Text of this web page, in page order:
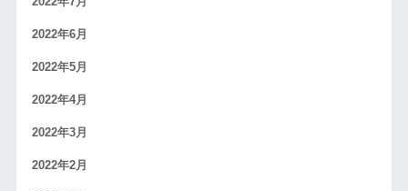
2022年6月
2022年5月
2022年4月
2022年3月
2022年2月